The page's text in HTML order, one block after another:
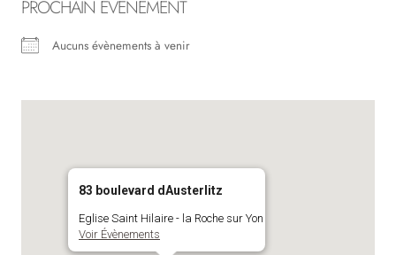
PROCHAIN ÉVÈNEMENT
Aucuns évènements à venir
83 boulevard dAusterlitz
Eglise Saint Hilaire - la Roche sur Yon
Voir Évènements